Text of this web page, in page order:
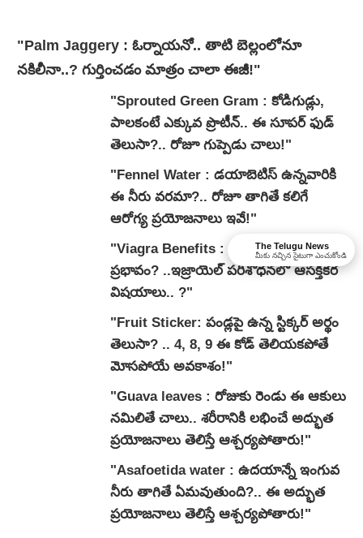
"Palm Jaggery : ఓర్నాయనో.. తాటి బెల్లంలోనూ
నకిలీనా..? గుర్తించడం మాత్రం చాలా ఈజీ!"
"Sprouted Green Gram : కోడిగుడ్లు,
పాలకంటే ఎక్కువ ప్రొటీన్.. ఈ సూపర్ ఫుడ్
తెలుసా?.. రోజూ గుప్పెడు చాలు!"
"Fennel Water : డయాబెటిస్ ఉన్నవారికి
ఈ నీరు వరమా?.. రోజూ తాగితే కలిగే
ఆరోగ్య ప్రయోజనాలు ఇవే!"
"Viagra Benefits : క్యాన్సర్‌పై వయాగ్రా
ప్రభావం? ..ఇజ్రాయెల్ పరిశోధనలో ఆసక్తికర
విషయాలు.. ?"
"Fruit Sticker: పండ్లపై ఉన్న స్టిక్కర్ అర్థం
తెలుసా? .. 4, 8, 9 ఈ కోడ్ తెలియకపోతే
మోసపోయే అవకాశం!"
"Guava leaves : రోజుకు రెండు ఈ ఆకులు
నమిలితే చాలు.. శరీరానికి లభించే అద్భుత
ప్రయోజనాలు తెలిస్తే ఆశ్చర్యపోతారు!"
"Asafoetida water : ఉదయాన్నే ఇంగువ
నీరు తాగితే ఏమవుతుంది?.. ఈ అద్భుత
ప్రయోజనాలు తెలిస్తే ఆశ్చర్యపోతారు!"
The Telugu News
మీకు నచ్చిన సైటుగా ఎంచుకోండి